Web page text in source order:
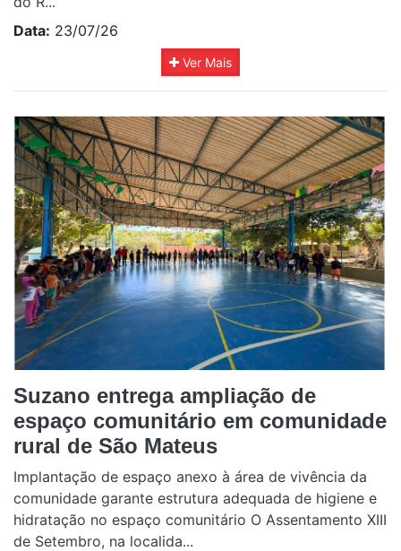
Data: 23/07/26
Ver Mais
Suzano entrega ampliação de
espaço comunitário em comunidade
rural de São Mateus
Implantação de espaço anexo à área de vivência da
comunidade garante estrutura adequada de higiene e
hidratação no espaço comunitário O Assentamento XIII
de Setembro, na localida...